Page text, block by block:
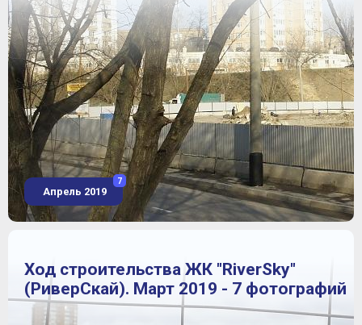
Апрель 2019
7
Ход строительства ЖК "RiverSky"
(РиверСкай). Март 2019 - 7 фотографий